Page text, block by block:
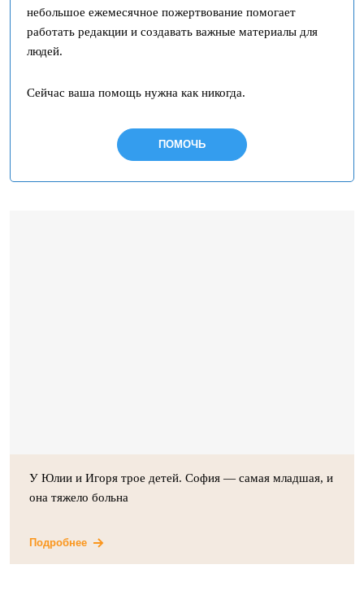
небольшое ежемесячное пожертвование помогает
работать редакции и создавать важные материалы для
людей.
Сейчас ваша помощь нужна как никогда.
ПОМОЧЬ
У Юлии и Игоря трое детей. София — самая младшая, и
она тяжело больна
Подробнее